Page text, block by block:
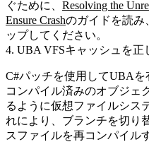
ぐために、 Resolving the
Ensure Crashのガイドを読み
ップしてください。
4. UBA VFSキャッシュを正
C#パッチを使用してUBAを
コンパイル済みのオブジェ
るように仮想ファイルシス
れにより、ブランチを切り
スファイルを再コンパイル